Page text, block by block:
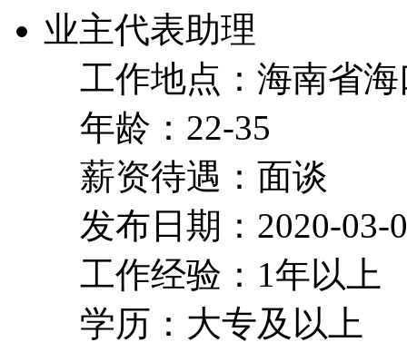
业主代表助理
工作地点：海南省
年龄：22-35
薪资待遇：面谈
发布日期：2020-03-
工作经验：1年以上
学历：大专及以上